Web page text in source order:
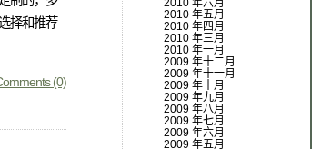
择和推荐
(0)
2010 年六月
2010 年五月
2010 年四月
2010 年三月
2010 年一月
2009 年十二月
2009 年十一月
2009 年十月
2009 年九月
2009 年八月
2009 年七月
2009 年六月
2009 年五月